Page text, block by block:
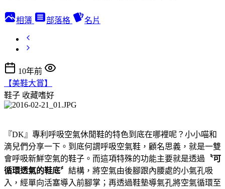
相簿 部落格 名片
10年前
【美鞋大賞】
鞋子 收藏嗜好
『DK』專利呼吸空氣休閒鞋的特色到底在哪裡呢？小小喵和
滴兒們分享一下。到底何謂呼吸空氣鞋，顧名思義，就是一雙
會呼吸新鮮空氣的鞋子。而這項特殊的功能主要就是透過 〝可
循環透氣的鞋底〞 結構，將空氣由後腳跟內腰處的小氣孔吸
入，經單向活塞導入前腳掌；再透過鞋墊導氣孔將空氣循環至